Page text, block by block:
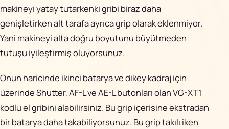
makineyi yatay tutarkenki gribi biraz daha
genişletirken alt tarafa ayrıca grip olarak eklenmiyor.
Yani makineyi alta doğru boyutunu büyütmeden
tutuşu iyileştirmiş oluyorsunuz.
Onun haricinde ikinci batarya ve dikey kadraj için
üzerinde Shutter, AF-L ve AE-L butonları olan VG-XT1
kodlu el gribini alabilirsiniz. Bu grip içerisine ekstradan
bir batarya daha takabiliyorsunuz. Bu grip takılı iken